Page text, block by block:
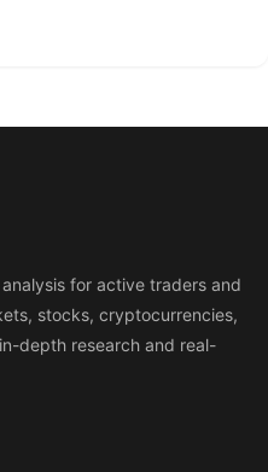
for active traders and
stocks, cryptocurrencies,
depth research and real-